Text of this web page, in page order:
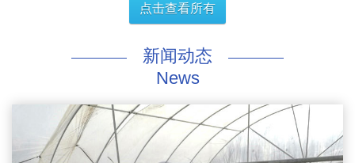
点击查看所有
新闻动态
News